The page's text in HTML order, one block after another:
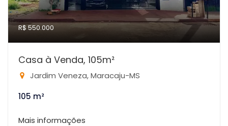
R$ 550.000
Casa à Venda, 105m²
Jardim Veneza, Maracaju-MS
105 m²
Mais informações